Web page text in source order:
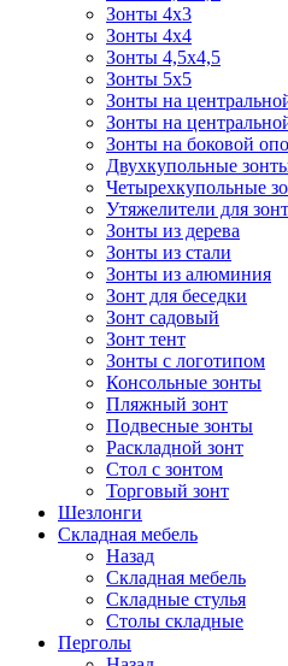
Зонты 4х3
Зонты 4х4
Зонты 4,5х4,5
Зонты 5х5
Зонты на
Зонты на
Зонты на боковой
Двухкупольные
Четырехкупольные
Утяжелители для
Зонты из дерева
Зонты из стали
Зонты из алюминия
Зонт для беседки
Зонт садовый
Зонт тент
Зонты с логотипом
Консольные зонты
Пляжный зонт
Подвесные зонты
Раскладной зонт
Стол с зонтом
Торговый зонт
Шезлонги
Складная мебель
Назад
Складная мебель
Складные стулья
Столы складные
Перголы